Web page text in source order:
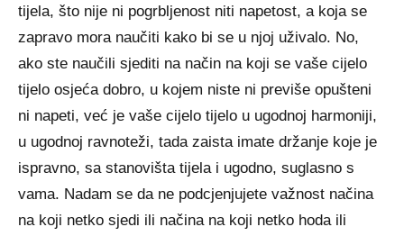
tijela, što nije ni pogrbljenost niti napetost, a koja se
zapravo mora naučiti kako bi se u njoj uživalo. No,
ako ste naučili sjediti na način na koji se vaše cijelo
tijelo osjeća dobro, u kojem niste ni previše opušteni
ni napeti, već je vaše cijelo tijelo u ugodnoj harmoniji,
u ugodnoj ravnoteži, tada zaista imate držanje koje je
ispravno, sa stanovišta tijela i ugodno, suglasno s
vama. Nadam se da ne podcjenjujete važnost načina
na koji netko sjedi ili načina na koji netko hoda ili